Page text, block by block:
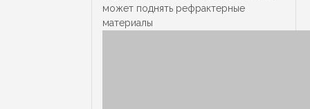
может поднять рефрактерные
материалы